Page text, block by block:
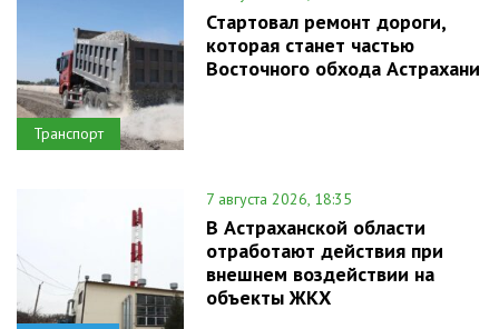
Транспорт
Стартовал ремонт дороги,
которая станет частью
Восточного обхода Астрахани
7 августа 2026, 18:35
В Астраханской области
отработают действия при
внешнем воздействии на
объекты ЖКХ